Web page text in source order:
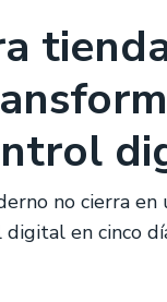
no cierra en
en cinco